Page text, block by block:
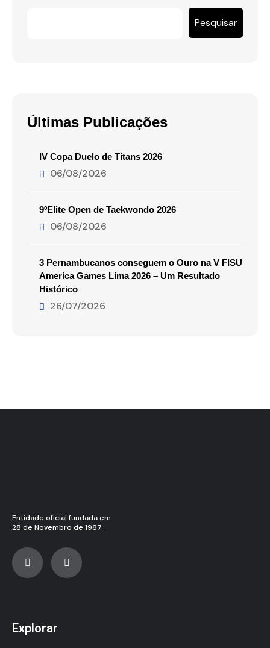
Pesquisar
Últimas Publicações
IV Copa Duelo de Titans 2026
06/08/2026
9ºElite Open de Taekwondo 2026
06/08/2026
3 Pernambucanos conseguem o Ouro na V FISU
America Games Lima 2026 – Um Resultado
Histórico
26/07/2026
Entidade oficial fundada em
28 de Novembro de 1987.
Explorar